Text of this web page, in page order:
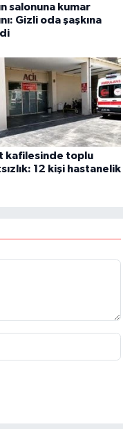
salonuna kumar
Gizli oda şaşkına
kafilesinde toplu
12 kişi hastanelik